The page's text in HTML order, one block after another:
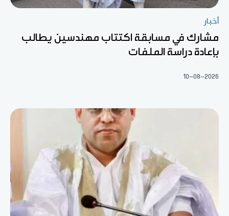
أخبار
مشارك في مسابقة اكتتاب مهندسين يطالب
بإعادة دراسة الملفات
10-08-2026